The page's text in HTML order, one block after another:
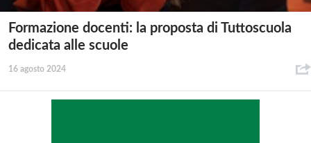
Formazione docenti: la proposta di Tuttoscuola
dedicata alle scuole
16 agosto 2024